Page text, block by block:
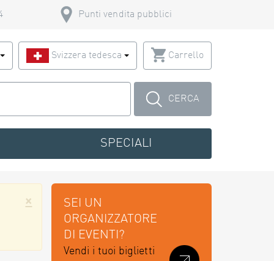
Punti vendita pubblici
Svizzera tedesca Carrello
CERCA
SPECIALI
×
SEI UN
ORGANIZZATORE
DI EVENTI?
Vendi i tuoi biglietti